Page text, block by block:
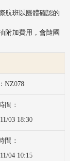
航班以團體確認的
附加費用，會隨國
NZ078
03 18:30
04 10:15